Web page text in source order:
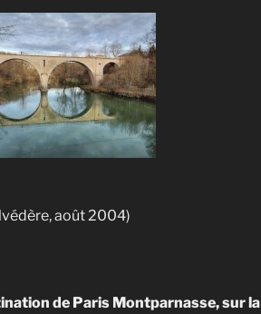
août 2004)
de Paris Montparnasse, sur la